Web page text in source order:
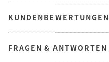
KUNDENBEWERTUNGEN
FRAGEN & ANTWORTEN